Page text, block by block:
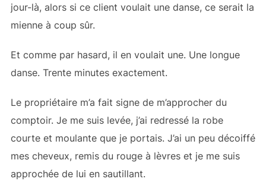
jour-là, alors si ce client voulait une danse, ce serait la
mienne à coup sûr.
Et comme par hasard, il en voulait une. Une longue
danse. Trente minutes exactement.
Le propriétaire m’a fait signe de m’approcher du
comptoir. Je me suis levée, j’ai redressé la robe
courte et moulante que je portais. J’ai un peu décoiffé
mes cheveux, remis du rouge à lèvres et je me suis
approchée de lui en sautillant.